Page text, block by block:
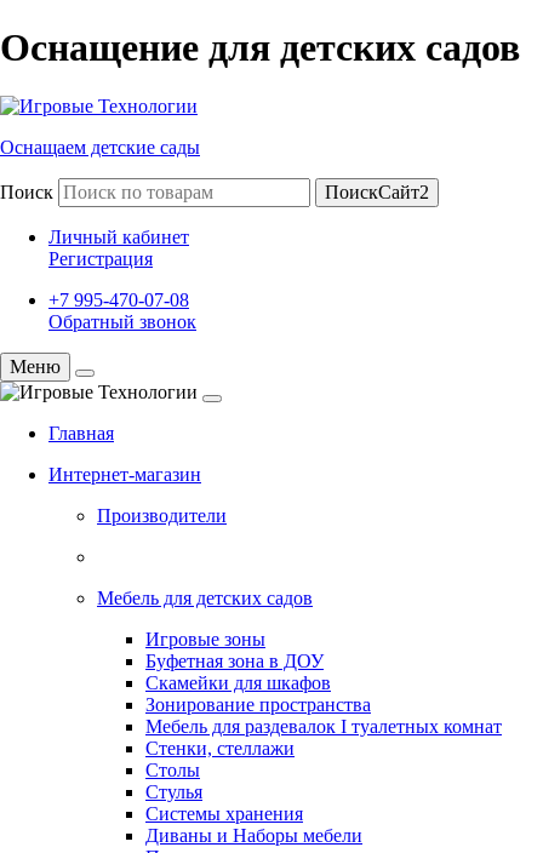
Оснащение для детских садов
Оснащаем детские сады
Поиск ПоискСайт2
Личный кабинет
Регистрация
+7 995-470-07-08
Обратный звонок
Меню
Главная
Интернет-магазин
Производители
Мебель для детских садов
Игровые зоны
Буфетная зона в ДОУ
Скамейки для шкафов
Зонирование пространства
Мебель для раздевалок I туалетных комнат
Стенки, стеллажи
Столы
Стулья
Системы хранения
Диваны и Наборы мебели